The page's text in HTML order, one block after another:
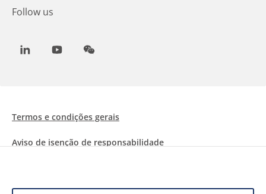
Follow us
LinkedInYoutubeWeChat
Termos e condições gerais
Aviso de isenção de responsabilidade